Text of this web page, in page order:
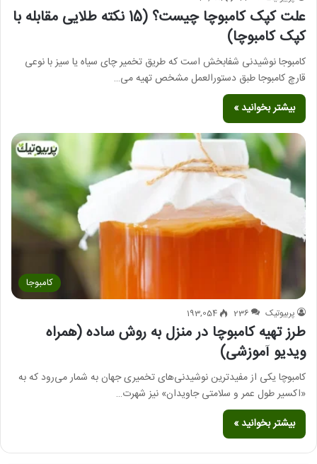
علت کپک کامبوچا چیست؟ (15 نکته طلایی مقابله با
کپک کامبوچا)
کامبوجا نوشیدنی شفابخش است که طریق تخمیر چای سیاه یا سیز با نوعی
قارچ کامبوجا طبق دستورالعمل مشخص تهیه می…
بیشتر بخوانید »
کامبوجا
پربیوتیک 236
193,054
طرز تهيه كامبوچا در منزل به روش ساده (همراه
ویدیو آموزشی)
کامبوچا یکی از مفیدترین نوشیدنی‌های تخمیری جهان به شمار می‌رود که به
«اکسیر طول عمر و سلامتی جاویدان» نیز شهرت…
بیشتر بخوانید »